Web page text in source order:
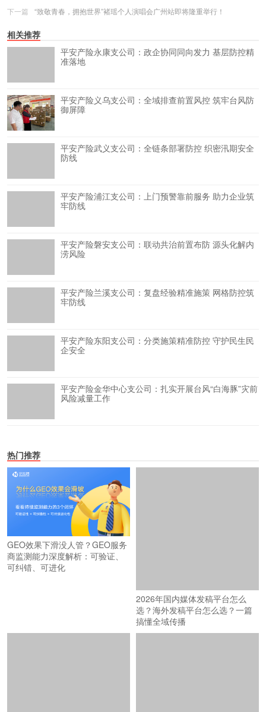
下一篇
“致敬青春，拥抱世界”褚瑶个人演唱会广州站即将隆重举行！
相关推荐
平安产险永康支公司：政企协同同向发力 基层防控精
准落地
平安产险义乌支公司：全域排查前置风控 筑牢台风防
御屏障
平安产险武义支公司：全链条部署防控 织密汛期安全
防线
平安产险浦江支公司：上门预警靠前服务 助力企业筑
牢防线
平安产险磐安支公司：联动共治前置布防 源头化解内
涝风险
平安产险兰溪支公司：复盘经验精准施策 网格防控筑
牢防线
平安产险东阳支公司：分类施策精准防控 守护民生民
企安全
平安产险金华中心支公司：扎实开展台风“白海豚”灾前
风险减量工作
热门推荐
GEO效果下滑没人管？GEO服务
商监测能力深度解析：可验证、
可纠错、可进化